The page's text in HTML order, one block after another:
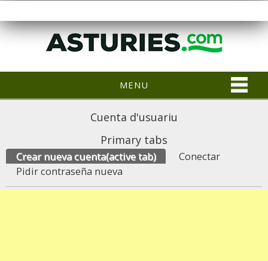
MENU
Cuenta d'usuariu
Primary tabs
Crear nueva cuenta(active tab)
Conectar
Pidir contraseña nueva